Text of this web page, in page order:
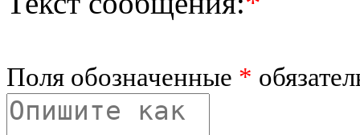
Поля обозначенные *